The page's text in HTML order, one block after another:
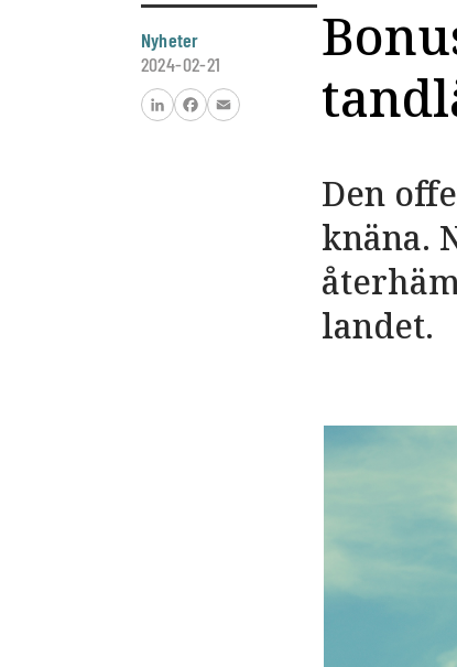
Nyheter
2024-02-21
FacebookEmail
Den
knäna.
landet.